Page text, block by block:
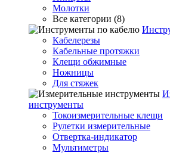
Молотки
Все категории (8)
Кабелерезы
Кабельные протяжки
Клещи обжимные
Ножницы
Для стяжек
инструменты
Токоизмерительные клещи
Рулетки измерительные
Отвертка-индикатор
Мультиметры